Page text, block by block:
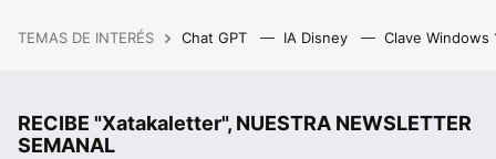
TEMAS DE INTERÉS Chat GPT IA Disney Clave Windows
RECIBE "Xatakaletter", NUESTRA NEWSLETTER
SEMANAL